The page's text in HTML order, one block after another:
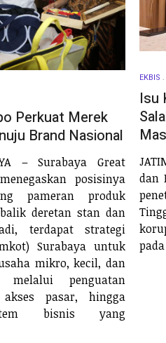
Perkuat Merek
Brand Nasional
– Surabaya Great
posisinya
pameran produk
deretan stan dan
terdapat strategi
Surabaya untuk
mikro, kecil, dan
melalui penguatan
pasar, hingga
bisnis yang
EKBIS
Isu
dan